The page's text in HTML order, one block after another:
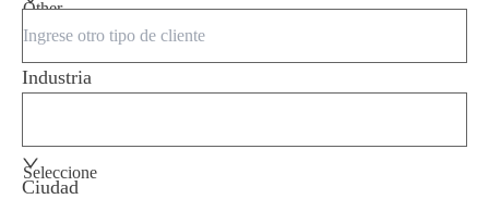
Other
Industria
Seleccione
Ciudad